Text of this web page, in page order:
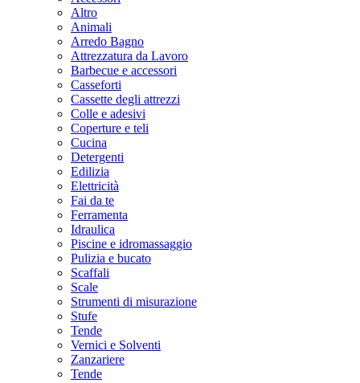
Altro
Animali
Arredo Bagno
Attrezzatura da Lavoro
Barbecue e accessori
Casseforti
Cassette degli attrezzi
Colle e adesivi
Coperture e teli
Cucina
Detergenti
Edilizia
Elettricità
Fai da te
Ferramenta
Idraulica
Piscine e idromassaggio
Pulizia e bucato
Scaffali
Scale
Strumenti di misurazione
Stufe
Tende
Vernici e Solventi
Zanzariere
Tende